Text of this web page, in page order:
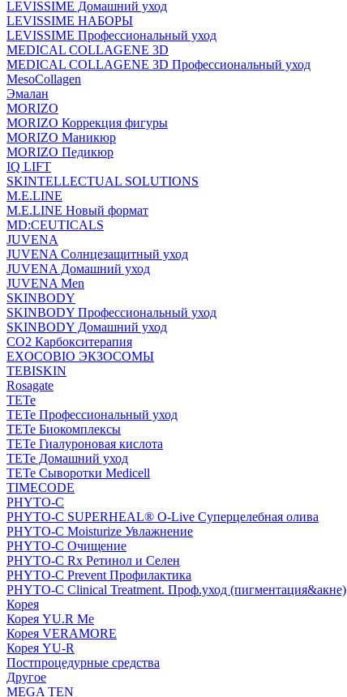
LEVISSIME Домашний уход
LEVISSIME НАБОРЫ
LEVISSIME Профессиональный уход
MEDICAL COLLAGENE 3D
MEDICAL COLLAGENE 3D Профессиональный уход
MesoCollagen
Эмалан
MORIZO
MORIZO Коррекция фигуры
MORIZO Маникюр
MORIZO Педикюр
IQ LIFT
SKINTELLECTUAL SOLUTIONS
M.E.LINE
M.E.LINE Новый формат
MD:CEUTICALS
JUVENA
JUVENA Солнцезащитный уход
JUVENA Домашний уход
JUVENA Men
SKINBODY
SKINBODY Профессиональный уход
SKINBODY Домашний уход
CO2 Карбокситерапия
EXOCOBIO ЭКЗОСОМЫ
TEBISKIN
Rosagate
TETe
TETe Профессиональный уход
TETe Биокомплексы
TETe Гиалуроновая кислота
TETe Домашний уход
TETe Сыворотки Medicell
TIMECODE
PHYTO-C
PHYTO-C SUPERHEAL® O-Live Суперцелебная олива
PHYTO-C Moisturize Увлажнение
PHYTO-C Очищение
PHYTO-C Rx Ретинол и Селен
PHYTO-C Prevent Профилактика
PHYTO-C Clinical Treatment. Проф.уход (пигментация&акне)
Корея
Корея YU.R Me
Корея VERAMORE
Корея YU-R
Постпроцедурные средства
Другое
MEGA TEN